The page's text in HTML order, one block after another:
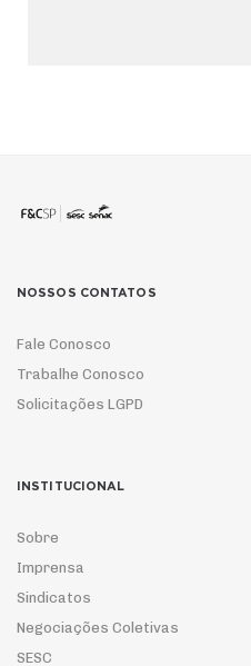
NOSSOS CONTATOS
Fale Conosco
Trabalhe Conosco
Solicitações LGPD
INSTITUCIONAL
Sobre
Imprensa
Sindicatos
Negociações Coletivas
SESC